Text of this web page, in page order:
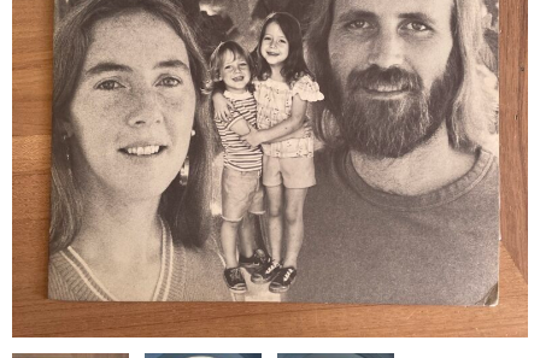
Categories
New Arrivals
新譜
GG RECORD （当店のレーベル）
全商品
JAZZ-US
BLUE NOTE